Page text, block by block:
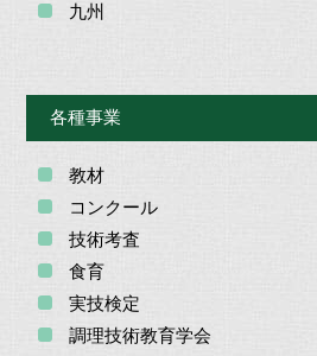
九州
各種事業
教材
コンクール
技術考査
食育
実技検定
調理技術教育学会